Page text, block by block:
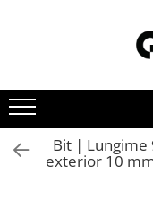
Bit |
exterior 10